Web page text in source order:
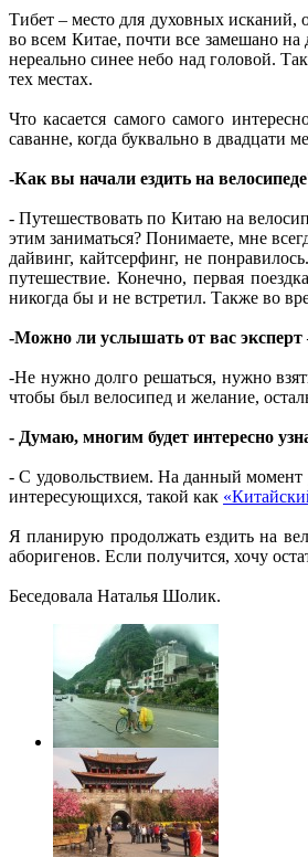
Тибет – место для духовных исканий,
во всем Китае, почти все замешано
нереально синее небо над головой.
тех местах.
Что касается самого самого
саванне, когда буквально в двадцати
-Как вы начали ездить на
- Путешествовать по Китаю на
этим заниматься? Понимаете, мне
дайвинг, кайтсерфинг, не
путешествие. Конечно, первая
никогда бы и не встретил. Также во
-Можно ли услышать от вас эксперт
-Не нужно долго решаться, нужно
чтобы был велосипед и желание,
- Думаю, многим будет интересно
- С удовольствием. На данный момент
интересующихся, такой как
Я планирую продолжать ездить на
аборигенов. Если получится, хочу
Беседовала Наталья Шолик.